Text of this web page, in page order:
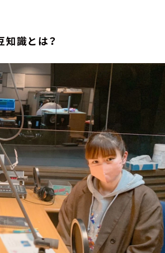
知識とは？